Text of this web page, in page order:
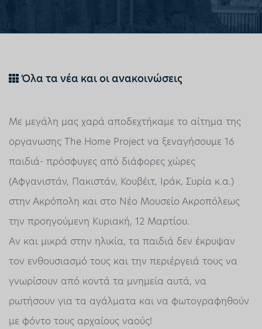
Όλα τα νέα και οι ανακοινώσεις
Με μεγάλη μας χαρά αποδεχτήκαμε το αίτημα της
οργανωσης The Home Project να ξεναγήσουμε 16
παιδιά- πρόσφυγες από διάφορες χώρες
(Αφγανιστάν, Πακιστάν, Κουβέιτ, Ιράκ, Συρία κ.α.)
στην Ακρόπολη και στο Νέο Μουσείο Ακροπόλεως
την προηγούμενη Κυριακή, 12 Μαρτίου.
Αν και μικρά στην ηλικία, τα παιδιά δεν έκρυψαν
τον ενθουσιασμό τους και την περιέργειά τους να
γνωρίσουν από κοντά τα μνημεία αυτά, να
ρωτήσουν για τα αγάλματα και να φωτογραφηθούν
με φόντο τους αρχαίους ναούς!